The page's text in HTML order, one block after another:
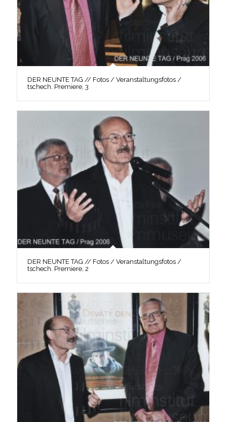
DER NEUNTE TAG // Fotos / Veranstaltungsfotos /
tschech. Premiere, 3
DER NEUNTE TAG // Fotos / Veranstaltungsfotos /
tschech. Premiere, 2